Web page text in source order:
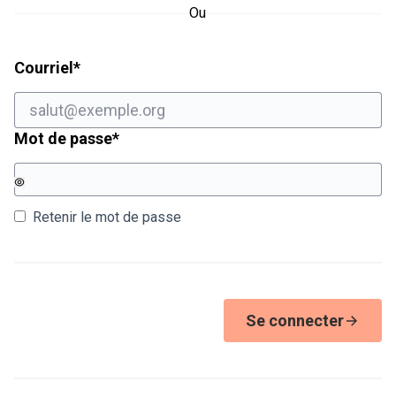
Ou
Courriel *Champ obligatoire
Mot de passe*Champ obligatoire
Retenir le mot de passe
Se connecter